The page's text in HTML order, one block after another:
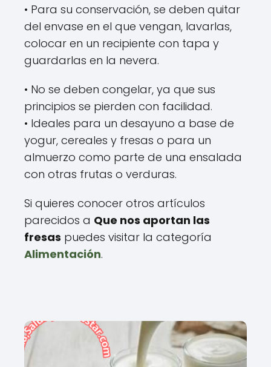
• Para su conservación, se deben quitar
del envase en el que vengan, lavarlas,
colocar en un recipiente con tapa y
guardarlas en la nevera.
• No se deben congelar, ya que sus
principios se pierden con facilidad.
• Ideales para un desayuno a base de
yogur, cereales y fresas o para un
almuerzo como parte de una ensalada
con otras frutas o verduras.
Si quieres conocer otros artículos
parecidos a Que nos aportan las
fresas puedes visitar la categoría
Alimentación.